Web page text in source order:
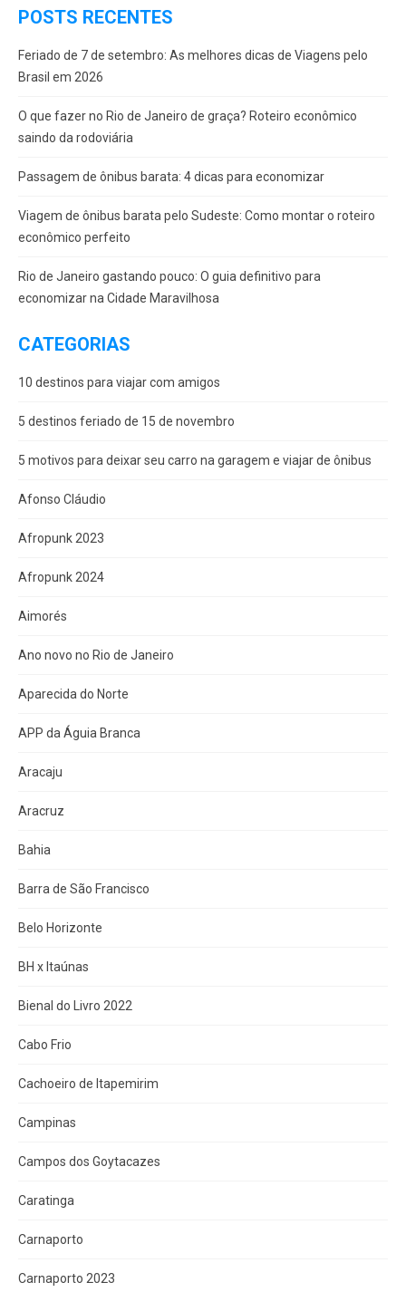
POSTS RECENTES
Feriado de 7 de setembro: As melhores dicas de Viagens pelo
Brasil em 2026
O que fazer no Rio de Janeiro de graça? Roteiro econômico
saindo da rodoviária
Passagem de ônibus barata: 4 dicas para economizar
Viagem de ônibus barata pelo Sudeste: Como montar o roteiro
econômico perfeito
Rio de Janeiro gastando pouco: O guia definitivo para
economizar na Cidade Maravilhosa
CATEGORIAS
10 destinos para viajar com amigos
5 destinos feriado de 15 de novembro
5 motivos para deixar seu carro na garagem e viajar de ônibus
Afonso Cláudio
Afropunk 2023
Afropunk 2024
Aimorés
Ano novo no Rio de Janeiro
Aparecida do Norte
APP da Águia Branca
Aracaju
Aracruz
Bahia
Barra de São Francisco
Belo Horizonte
BH x Itaúnas
Bienal do Livro 2022
Cabo Frio
Cachoeiro de Itapemirim
Campinas
Campos dos Goytacazes
Caratinga
Carnaporto
Carnaporto 2023